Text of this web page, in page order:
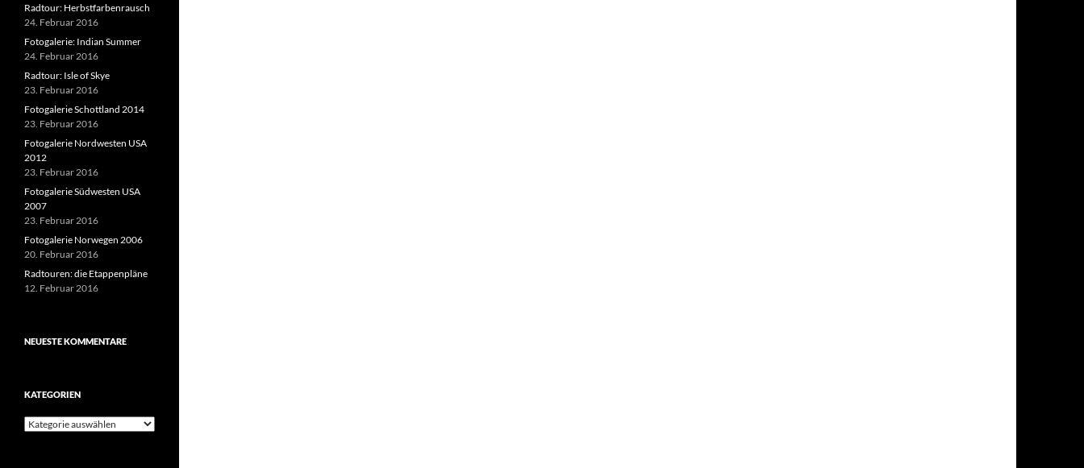
Radtour: Herbstfarbenrausch
24. Februar 2016
Fotogalerie: Indian Summer
24. Februar 2016
Radtour: Isle of Skye
23. Februar 2016
Fotogalerie Schottland 2014
23. Februar 2016
Fotogalerie Nordwesten USA
2012
23. Februar 2016
Fotogalerie Südwesten USA
2007
23. Februar 2016
Fotogalerie Norwegen 2006
20. Februar 2016
Radtouren: die Etappenpläne
12. Februar 2016
NEUESTE KOMMENTARE
KATEGORIEN
Kategorien